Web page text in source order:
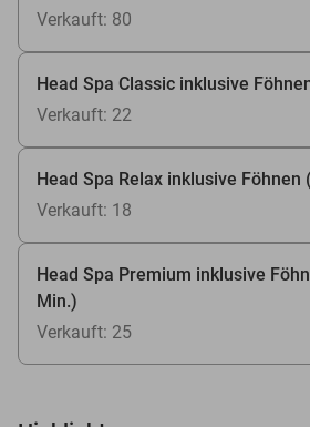
Verkauft: 80
Head Spa Classic inklusive
Verkauft: 22
Head Spa Relax inklusive Föhnen
Verkauft: 18
Head Spa Premium inklusive
Min.)
Verkauft: 25